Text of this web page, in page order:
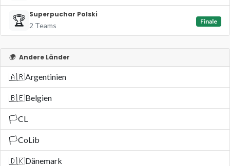
🏆 Superpuchar Polski
2 Teams
Finale
🌍 Andere Länder
🇦🇷Argentinien
🇧🇪Belgien
🏳️CL
🏳️CoLib
🇩🇰Dänemark